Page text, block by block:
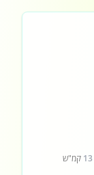
13 קמ"ש